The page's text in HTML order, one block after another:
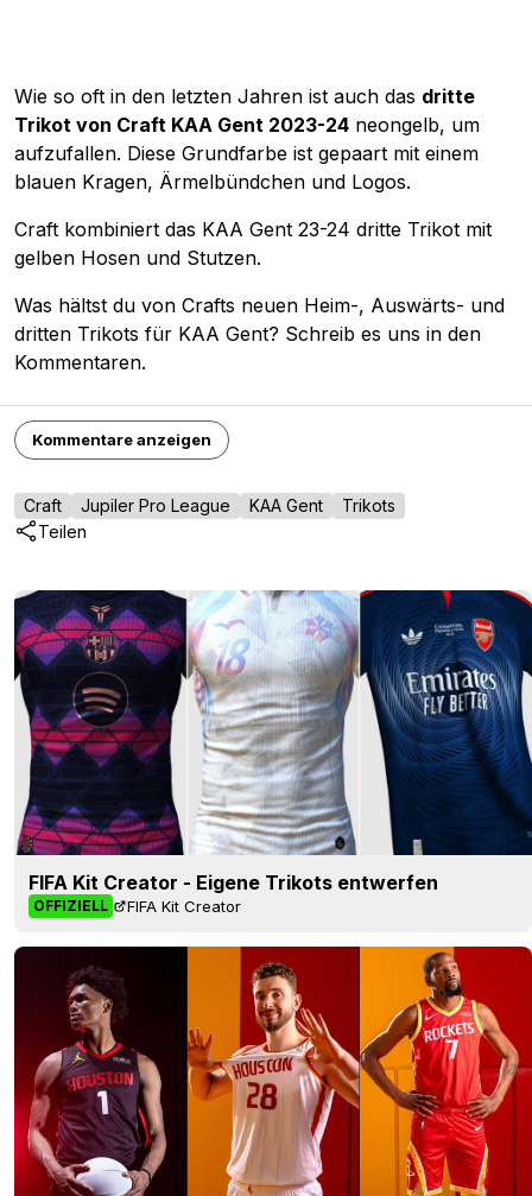
Wie so oft in den letzten Jahren ist auch das dritte
Trikot von Craft KAA Gent 2023-24 neongelb, um
aufzufallen. Diese Grundfarbe ist gepaart mit einem
blauen Kragen, Ärmelbündchen und Logos.
Craft kombiniert das KAA Gent 23-24 dritte Trikot mit
gelben Hosen und Stutzen.
Was hältst du von Crafts neuen Heim-, Auswärts- und
dritten Trikots für KAA Gent? Schreib es uns in den
Kommentaren.
Kommentare anzeigen
Craft Jupiler Pro League KAA Gent
Trikots
Teilen
FIFA Kit Creator - Eigene Trikots entwerfen
OFFIZIELL FIFA Kit Creator